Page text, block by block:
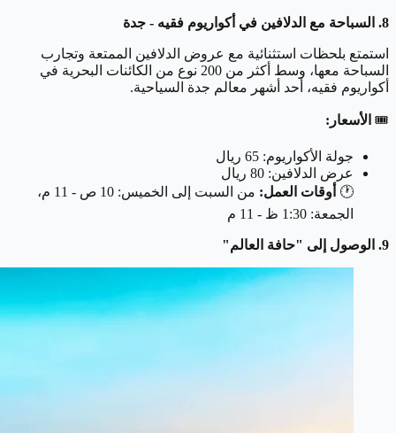
8. السباحة مع الدلافين في أكواريوم فقيه - جدة
استمتع بلحظات استثنائية مع عروض الدلافين الممتعة وتجارب
السباحة معها، وسط أكثر من 200 نوع من الكائنات البحرية في
أكواريوم فقيه، أحد أشهر معالم جدة السياحية.
🎟 الأسعار:
جولة الأكواريوم: 65 ريال
عرض الدلافين: 80 ريال
🕐 أوقات العمل:
من السبت إلى الخميس: 10 ص - 11 م،
الجمعة: 1:30 ظ - 11 م
9. الوصول إلى "حافة العالم"